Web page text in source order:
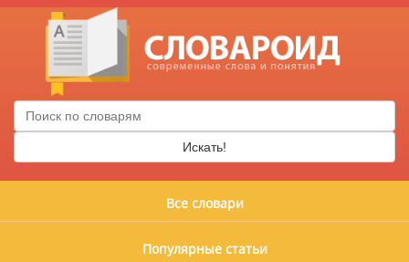
Искать!
Все словари
Популярные статьи